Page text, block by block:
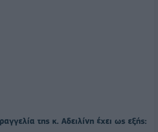
της κ. Αδειλίνη έχει ως εξής: